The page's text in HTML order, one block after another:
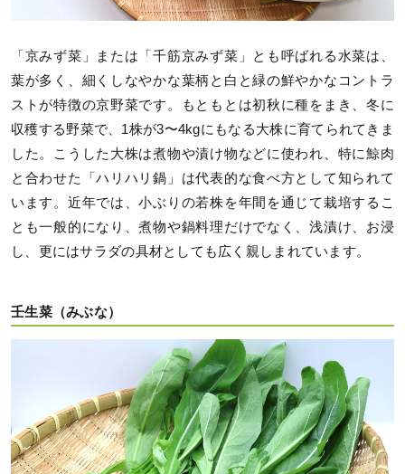
「京みず菜」または「千筋京みず菜」とも呼ばれる水菜は、
葉が多く、細くしなやかな葉柄と白と緑の鮮やかなコントラ
ストが特徴の京野菜です。もともとは初秋に種をまき、冬に
収穫する野菜で、1株が3〜4kgにもなる大株に育てられてきま
した。こうした大株は煮物や漬け物などに使われ、特に鯨肉
と合わせた「ハリハリ鍋」は代表的な食べ方として知られて
います。近年では、小ぶりの若株を年間を通じて栽培するこ
とも一般的になり、煮物や鍋料理だけでなく、浅漬け、お浸
し、更にはサラダの具材としても広く親しまれています。
壬生菜（みぶな）